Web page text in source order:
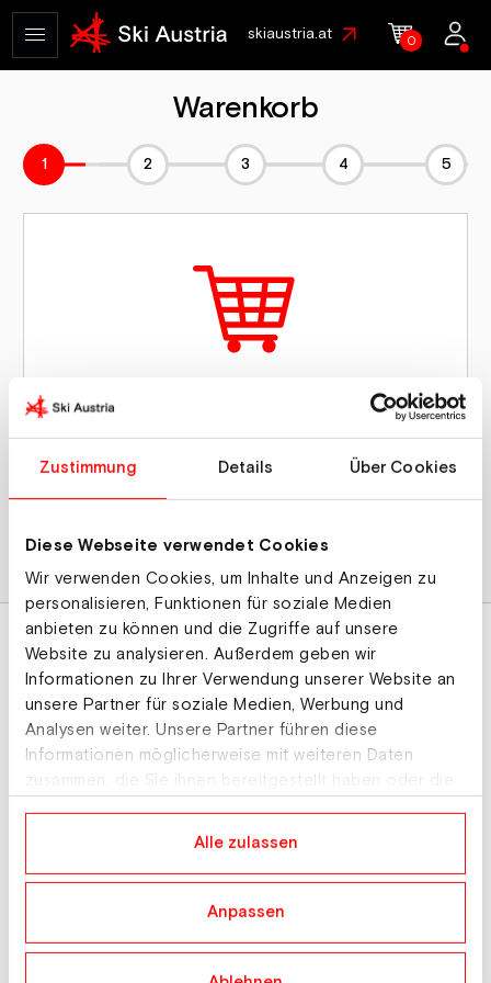
Zustimmung Details Über Cookies
Diese Webseite verwendet Cookies
Wir verwenden Cookies, um Inhalte und Anzeigen zu
personalisieren, Funktionen für soziale Medien
anbieten zu können und die Zugriffe auf unsere
Website zu analysieren. Außerdem geben wir
Informationen zu Ihrer Verwendung unserer Website an
unsere Partner für soziale Medien, Werbung und
Analysen weiter. Unsere Partner führen diese
Informationen möglicherweise mit weiteren Daten
zusammen, die Sie ihnen bereitgestellt haben oder die
Alle zulassen
Anpassen
skiaustria.at 0
Warenkorb
1 2 3 4 5
Bevor du zur Kasse gehen kannst,
musst du Produkte in deinen
Einkaufswagen legen.
weiter shoppen
About
News
Events
Services
Mitglied werden